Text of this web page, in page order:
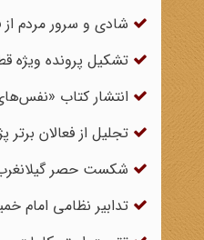
شادی و سرور مردم
تشکیل پرونده ویژه قطعنامه 598 شورای
انتشار کتاب
تجلیل از فعالان
شکست حصر
تدابیر نظامی امام